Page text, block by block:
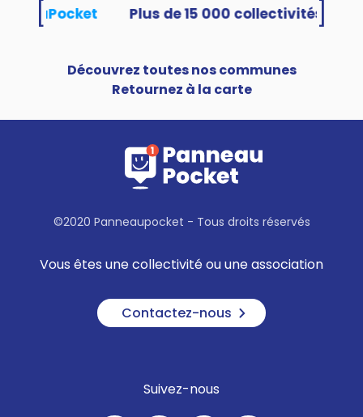
Découvrez toutes nos communes
Retournez à la carte
©2020 Panneaupocket - Tous droits réservés
Vous êtes une collectivité ou une association
Contactez-nous
Suivez-nous